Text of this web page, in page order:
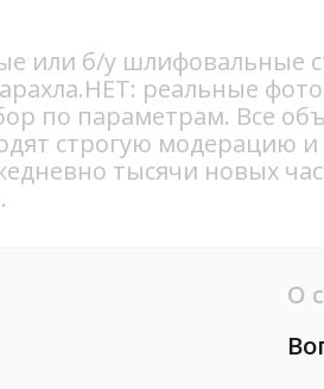
или б/у шлифовальные
реальные
по параметрам. Все
строгую модерацию
тысячи новых
О